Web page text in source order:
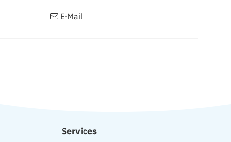
E-Mail
Services